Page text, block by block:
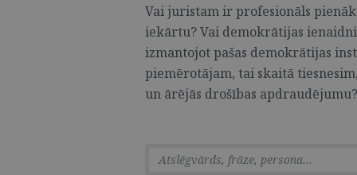
Vai juristam ir profesionāls
iekārtu? Vai demokrātijas
izmantojot pašas demokrātijas
piemērotājam, tai skaitā
un ārējās drošības